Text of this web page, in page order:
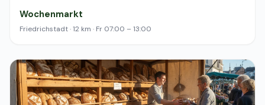
Wochenmarkt
Friedrichstadt · 12 km · Fr 07:00 – 13:00